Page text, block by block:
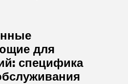
для
специфика